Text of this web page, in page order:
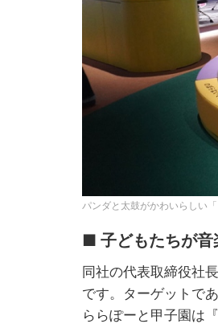
パンダと太鼓がかわいらしい
■ 子どもたちが音
同社の代表取締役社
です。ターゲットで
ららぽーと甲子園は